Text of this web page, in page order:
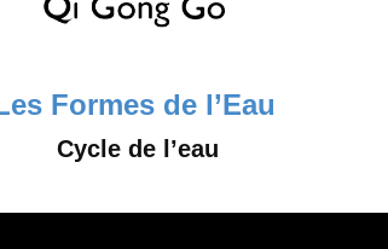
Formes de l’Eau
Cycle de l’eau